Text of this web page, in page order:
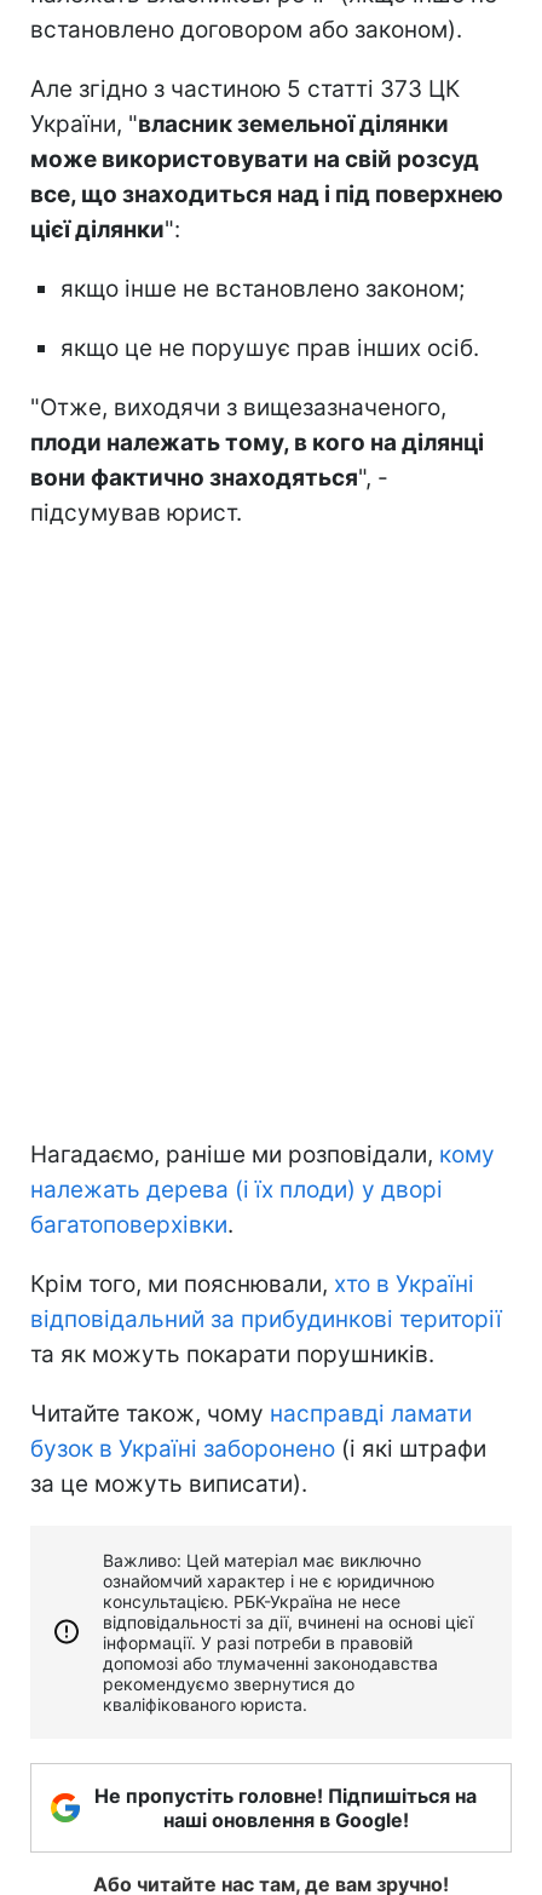
встановлено договором або законом).
Але згідно з частиною 5 статті 373 ЦК
України, "власник земельної ділянки
може використовувати на свій розсуд
все, що знаходиться над і під поверхнею
цієї ділянки":
якщо інше не встановлено законом;
якщо це не порушує прав інших осіб.
"Отже, виходячи з вищезазначеного,
плоди належать тому, в кого на ділянці
вони фактично знаходяться", -
підсумував юрист.
Нагадаємо, раніше ми розповідали, кому
належать дерева (і їх плоди) у дворі
багатоповерхівки.
Крім того, ми пояснювали, хто в Україні
відповідальний за прибудинкові території
та як можуть покарати порушників.
Читайте також, чому насправді ламати
бузок в Україні заборонено (і які штрафи
за це можуть виписати).
Важливо: Цей матеріал має виключно
ознайомчий характер і не є юридичною
консультацією. РБК-Україна не несе
відповідальності за дії, вчинені на основі цієї
інформації. У разі потреби в правовій
допомозі або тлумаченні законодавства
рекомендуємо звернутися до
кваліфікованого юриста.
Не пропустіть головне! Підпишіться на
наші оновлення в Google!
Або читайте нас там, де вам зручно!